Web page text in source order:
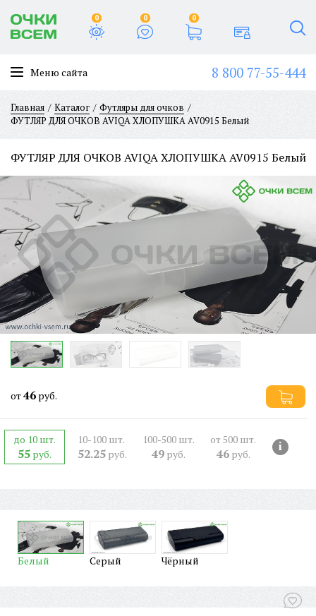
0 0 0
Меню сайта 8 800 77-55-444
Главная Каталог
Футляры для очков
ФУТЛЯР ДЛЯ ОЧКОВ AVIQA ХЛОПУШКА AV0915 Белый
ФУТЛЯР ДЛЯ ОЧКОВ AVIQA ХЛОПУШКА AV0915 Белый
от46 руб.
до 10 шт.
55 руб.
10-100 шт.
52.25руб.
100-500 шт.
49руб.
от 500 шт.
46руб.
i
Белый Серый Чёрный